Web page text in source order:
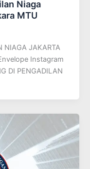
Niaga
MTU
NIAGA JAKARTA
Instagram
DI PENGADILAN